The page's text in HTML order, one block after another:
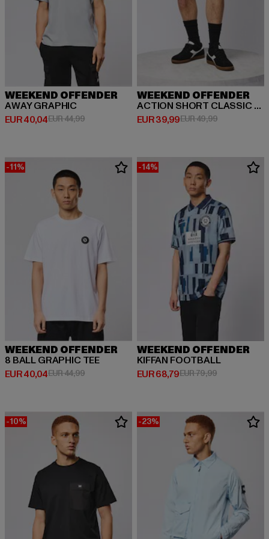
WEEKEND OFFENDER
AWAY GRAPHIC
EUR 40,04
Derzeitiger Preis: EUR 40,04
EUR 44,99Aktionspreis: EUR 44,99
WEEKEND OFFENDER
ACTION SHORT CLASSIC JOG SHORT
EUR 39,99
Derzeitiger Preis: EUR 39,99
EUR 49,99Aktionspreis:
-11%
WEEKEND OFFENDER
8 BALL GRAPHIC TEE
EUR 40,04
Derzeitiger Preis: EUR 40,04
EUR 44,99Aktionspreis: EUR 44,99
-14%
WEEKEND OFFENDER
KIFFAN FOOTBALL
EUR 68,79
Derzeitiger Preis: EUR 68,79
EUR 79,99Aktionspreis:
-10% -23%